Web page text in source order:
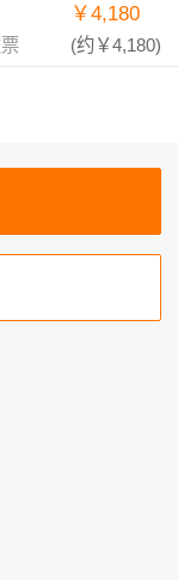
￥4,180
(约￥4,180)